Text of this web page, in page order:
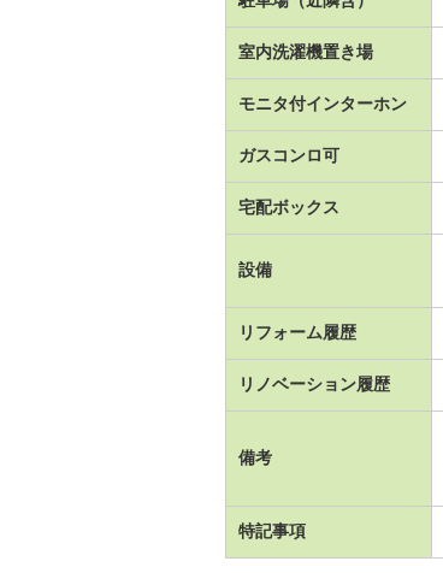
室内洗濯機置き場
モニタ付インターホン
ガスコンロ可
宅配ボックス
設備
リフォーム履歴
リノベーション履歴
備考
特記事項